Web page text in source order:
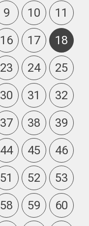
9 10
11
16 17
18
23 24
25
30 31
32
37 38
39
44 45
46
51 52
53
58 59
60